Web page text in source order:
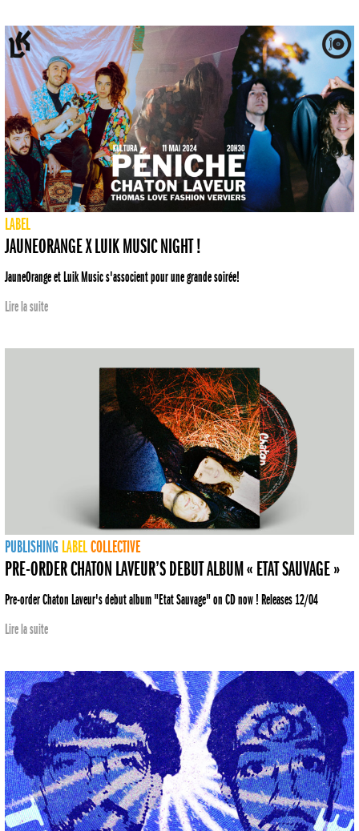
LABEL
JAUNEORANGE X LUIK MUSIC NIGHT !
JauneOrange et Luik Music s'associent pour une grande soirée!
Lire la suite
PUBLISHING LABELCOLLECTIVE
PRE-ORDER CHATON LAVEUR’S DEBUT ALBUM « ETAT SAUVAGE »
Pre-order Chaton Laveur's debut album "Etat Sauvage" on CD now ! Releases 12/04
Lire la suite